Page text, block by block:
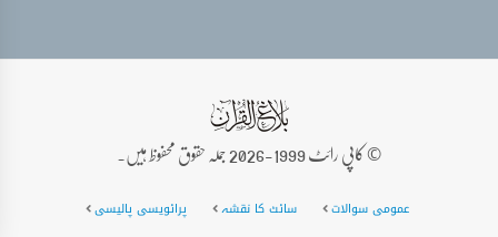
© کاپی رائٹ 1999-2026 جملہ حقوق محفوظ ہیں۔
عمومی سوالات سائٹ کا نقشہ پرائویسی پالیسی